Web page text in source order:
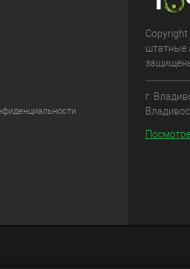
Copyright
штатные
г.